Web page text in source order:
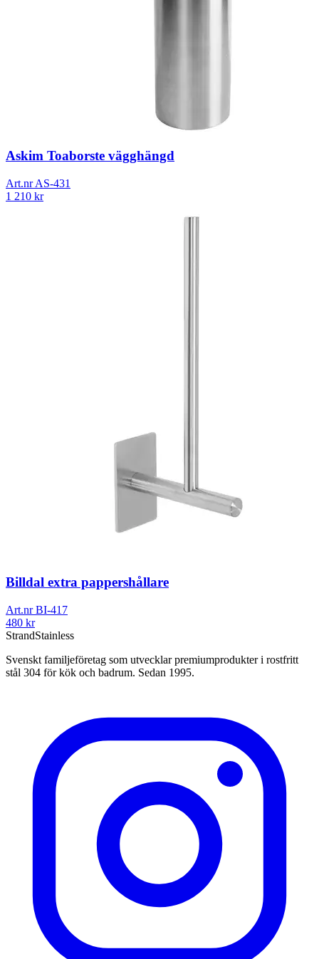
Askim Toaborste vägghängd
Art.nrAS-431
1 210 kr
Billdal extra pappershållare
Art.nrBI-417
480 kr
StrandStainless
Svenskt familjeföretag som utvecklar premiumprodukter i rostfritt
stål 304 för kök och badrum. Sedan 1995.